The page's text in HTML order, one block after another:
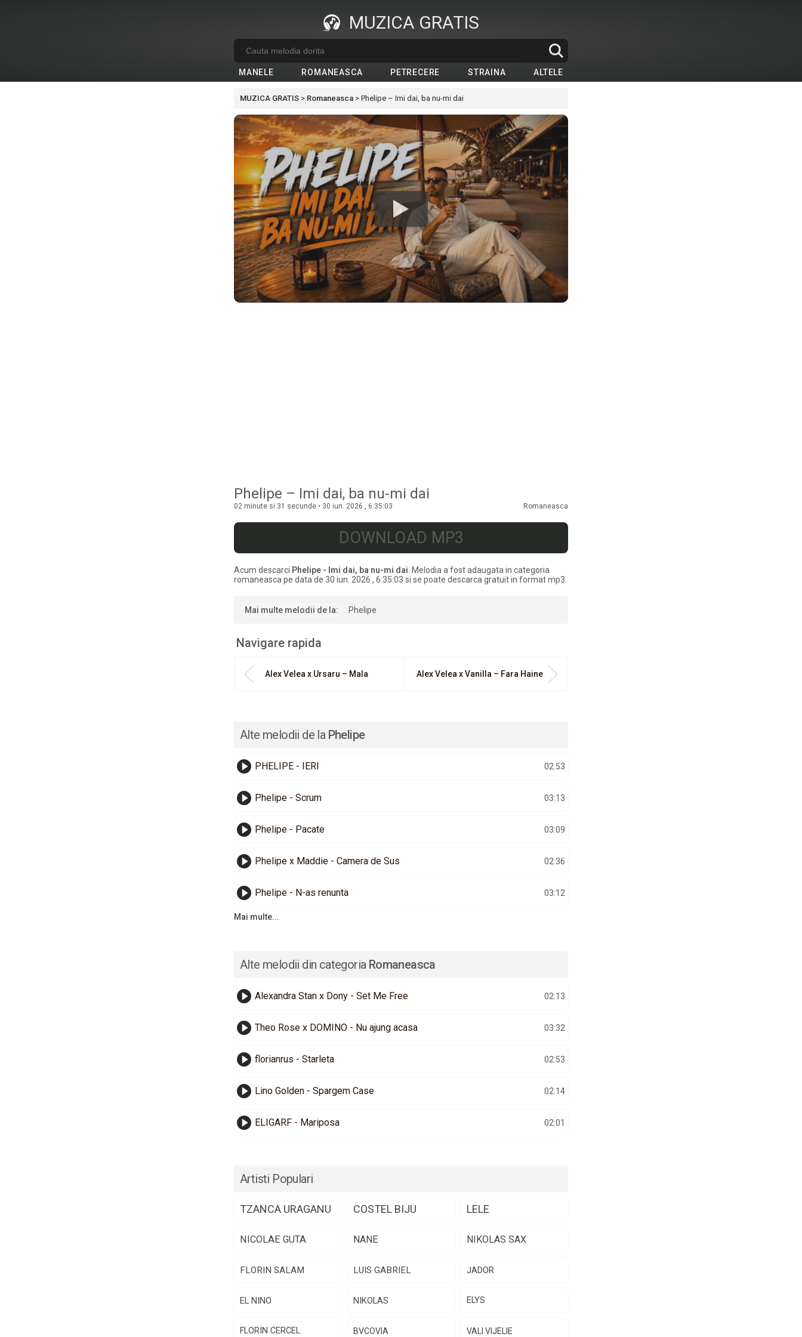
MUZICA GRATIS
MANELE ROMANEASCA PETRECERE STRAINA ALTELE
MUZICA GRATIS > Romaneasca > Phelipe – Imi dai, ba nu-mi dai
Phelipe – Imi dai, ba nu-mi dai
02 minute si 31 secunde • 30 iun. 2026 , 6:35:03 Romaneasca
DOWNLOAD MP3
Acum descarci Phelipe - Imi dai, ba nu-mi dai . Melodia a fost adaugata in categoria
romaneasca pe data de 30 iun. 2026 , 6:35:03 si se poate descarca gratuit in format mp3.
Mai multe melodii de la: Phelipe
Navigare rapida
Alex Velea x Ursaru – Mala Alex Velea x Vanilla – Fara Haine
Alte melodii de la Phelipe
PHELIPE - IERI 02:53
Phelipe - Scrum 03:13
Phelipe - Pacate 03:09
Phelipe x Maddie - Camera de Sus 02:36
Phelipe - N-as renunta 03:12
Mai multe...
Alte melodii din categoria Romaneasca
Alexandra Stan x Dony - Set Me Free 02:13
Theo Rose x DOMINO - Nu ajung acasa 03:32
florianrus - Starleta 02:53
Lino Golden - Spargem Case 02:14
ELIGARF - Mariposa 02:01
Artisti Populari
TZANCA URAGANU COSTEL BIJU LELE
NICOLAE GUTA NANE NIKOLAS SAX
FLORIN SALAM LUIS GABRIEL JADOR
EL NINO NIKOLAS ELYS
FLORIN CERCEL BVCOVIA VALI VIJELIE